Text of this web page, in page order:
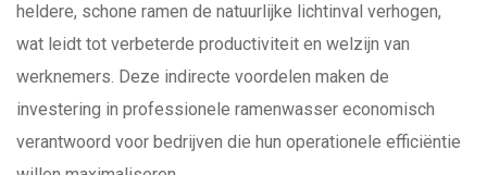
heldere, schone ramen de natuurlijke lichtinval verhogen,
wat leidt tot verbeterde productiviteit en welzijn van
werknemers. Deze indirecte voordelen maken de
investering in professionele ramenwasser economisch
verantwoord voor bedrijven die hun operationele efficiëntie